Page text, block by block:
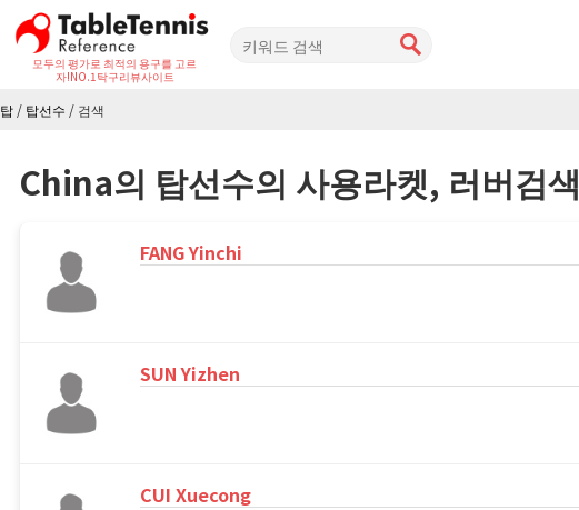
모두의 평가로 최적의 용구를 고르
자!NO.1탁구리뷰사이트
탑 / 탑선수 / 검색
China의 탑선수의 사용라켓, 러버검색
FANG Yinchi
SUN Yizhen
CUI Xuecong